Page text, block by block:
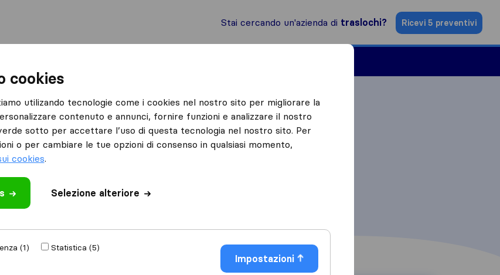
Stai cercando un'azienda di traslochi? Ricevi 5 preventivi
cookies
utilizando tecnologie come i cookies nel nostro sito per migliorare la
contenuto e annunci, fornire funzioni e analizzare il nostro
sotto per accettare l’uso di questa tecnologia nel nostro sito. Per
o per cambiare le tue opzioni di consenso in qualsiasi momento,
cookies.
Selezione alteriore
(1)
Statistica (5)
Impostazioni